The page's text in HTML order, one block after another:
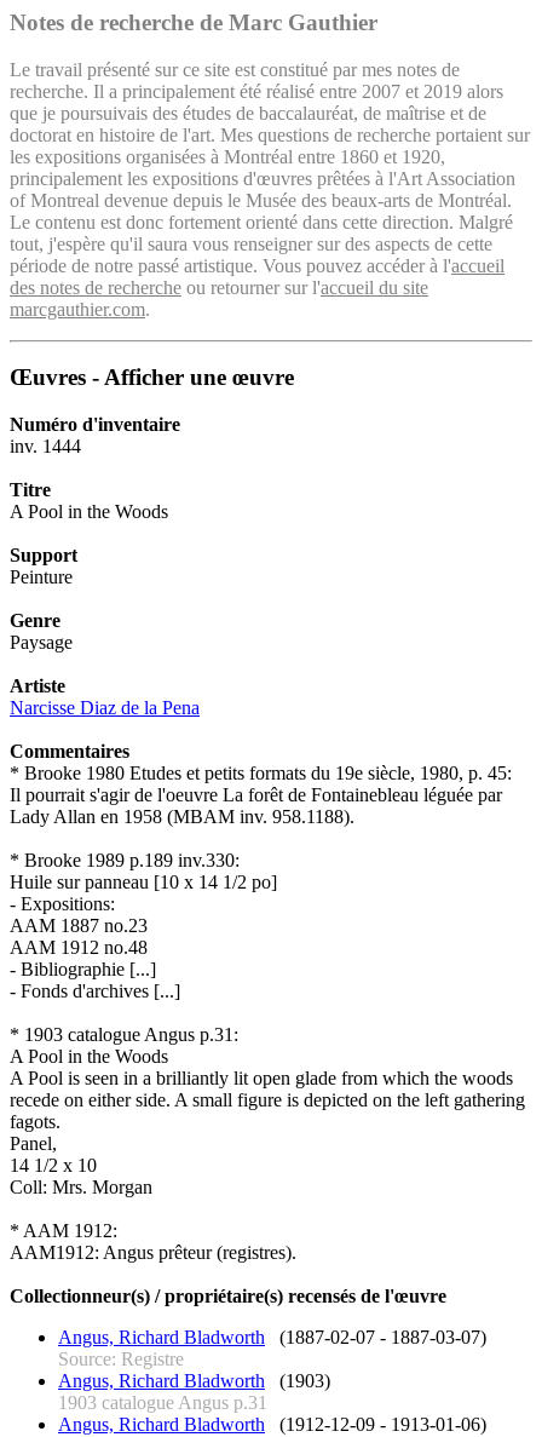
Notes de recherche de Marc Gauthier
Le travail présenté sur ce site est constitué par mes notes de
recherche. Il a principalement été réalisé entre 2007 et 2019 alors
que je poursuivais des études de baccalauréat, de maîtrise et de
doctorat en histoire de l'art. Mes questions de recherche portaient sur
les expositions organisées à Montréal entre 1860 et 1920,
principalement les expositions d'œuvres prêtées à l'Art Association
of Montreal devenue depuis le Musée des beaux-arts de Montréal.
Le contenu est donc fortement orienté dans cette direction. Malgré
tout, j'espère qu'il saura vous renseigner sur des aspects de cette
période de notre passé artistique. Vous pouvez accéder à l'accueil
des notes de recherche ou retourner sur l'accueil du site
marcgauthier.com.
Œuvres - Afficher une œuvre
Numéro d'inventaire
inv. 1444
Titre
A Pool in the Woods
Support
Peinture
Genre
Paysage
Artiste
Narcisse Diaz de la Pena
Commentaires
* Brooke 1980 Etudes et petits formats du 19e siècle, 1980, p. 45:
Il pourrait s'agir de l'oeuvre La forêt de Fontainebleau léguée par
Lady Allan en 1958 (MBAM inv. 958.1188).
* Brooke 1989 p.189 inv.330:
Huile sur panneau [10 x 14 1/2 po]
- Expositions:
AAM 1887 no.23
AAM 1912 no.48
- Bibliographie [...]
- Fonds d'archives [...]
* 1903 catalogue Angus p.31:
A Pool in the Woods
A Pool is seen in a brilliantly lit open glade from which the woods
recede on either side. A small figure is depicted on the left gathering
fagots.
Panel,
14 1/2 x 10
Coll: Mrs. Morgan
* AAM 1912:
AAM1912: Angus prêteur (registres).
Collectionneur(s) / propriétaire(s) recensés de l'œuvre
Angus, Richard Bladworth (1887-02-07 - 1887-03-07)
Source: Registre
Angus, Richard Bladworth (1903)
1903 catalogue Angus p.31
Angus, Richard Bladworth (1912-12-09 - 1913-01-06)